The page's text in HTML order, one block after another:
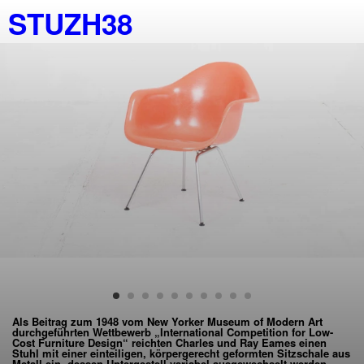
STUZH38
Als Beitrag zum 1948 vom New Yorker Museum of Modern Art
durchgeführten Wettbewerb „International Competition for Low-
Cost Furniture Design“ reichten Charles und Ray Eames einen
Stuhl mit einer einteiligen, körpergerecht geformten Sitzschale aus